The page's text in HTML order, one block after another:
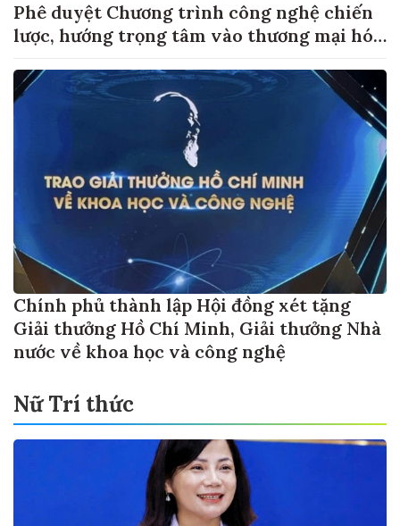
Phê duyệt Chương trình công nghệ chiến
lược, hướng trọng tâm vào thương mại hóa
Chính phủ thành lập Hội đồng xét tặng
Giải thưởng Hồ Chí Minh, Giải thưởng Nhà
nước về khoa học và công nghệ
Nữ Trí thức